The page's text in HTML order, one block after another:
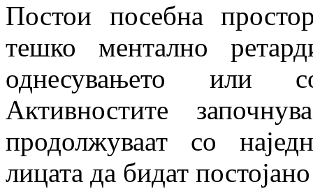
Постои посебна
тешко ментално
однесувањето или
Активностите
продолжуваат со
лицата да бидат